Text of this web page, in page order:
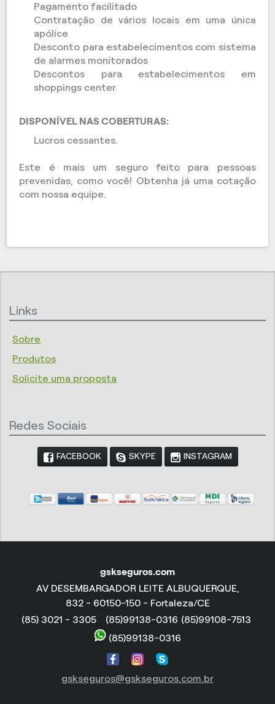
Pagamento facilitado
Contratação de vários locais em uma única
apólice
Desconto para estabelecimentos com sistema
de alarmes monitorados
Descontos para estabelecimentos em
shoppings center
DISPONÍVEL NAS COBERTURAS:
Lucros cessantes.
Este é mais um seguro feito para pessoas
prevenidas, como você! Obtenha já uma cotação
com nossa equipe.
Links
Sobre
Produtos
Solicite uma proposta
Redes Sociais
FACEBOOK SKYPE INSTAGRAM
gskseguros.com
AV DESEMBARGADOR LEITE ALBUQUERQUE,
832 - 60150-150 - Fortaleza/CE
(85) 3021 - 3305
(85)99138-0316 (85)99108-7513
(85)99138-0316
gskseguros@gskseguros.com.br